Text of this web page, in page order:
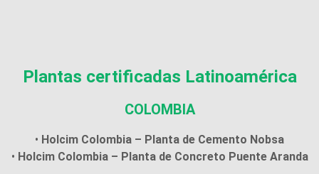
Plantas certificadas Latinoamérica
COLOMBIA
• Holcim Colombia – Planta de Cemento Nobsa
• Holcim Colombia – Planta de Concreto Puente Aranda